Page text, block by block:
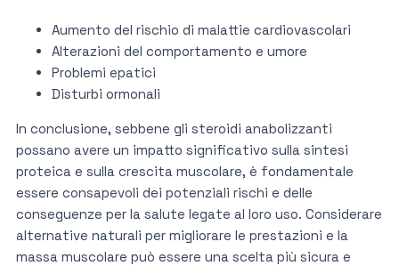
Aumento del rischio di malattie cardiovascolari
Alterazioni del comportamento e umore
Problemi epatici
Disturbi ormonali
In conclusione, sebbene gli steroidi anabolizzanti
possano avere un impatto significativo sulla sintesi
proteica e sulla crescita muscolare, è fondamentale
essere consapevoli dei potenziali rischi e delle
conseguenze per la salute legate al loro uso. Considerare
alternative naturali per migliorare le prestazioni e la
massa muscolare può essere una scelta più sicura e